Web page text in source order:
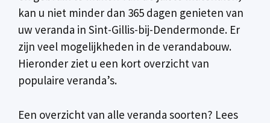
kan u niet minder dan 365 dagen genieten van
uw veranda in Sint-Gillis-bij-Dendermonde. Er
zijn veel mogelijkheden in de verandabouw.
Hieronder ziet u een kort overzicht van
populaire veranda’s.
Een overzicht van alle veranda soorten? Lees